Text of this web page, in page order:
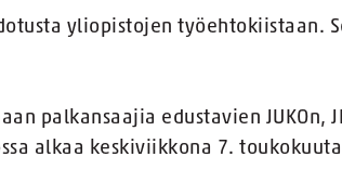
yliopistojen työehtokiistaan.
palkansaajia edustavien JUKOn,
alkaa keskiviikkona 7.